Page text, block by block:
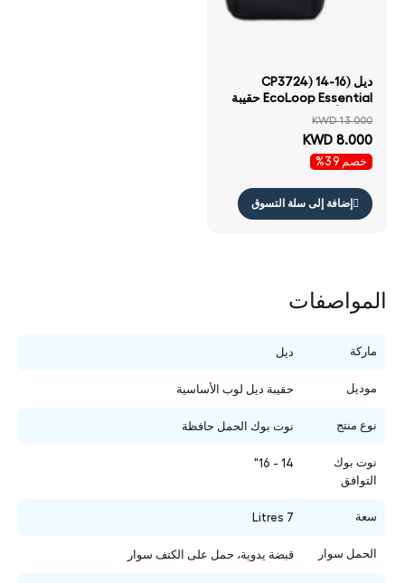
ديل (CP3724) 14-16
EcoLoop Essential حقيبة
KWD 13.000
KWD 8.000
خصم 39%
إضافة إلى سلة التسوق
المواصفات
ماركة ديل
موديل حقيبة ديل لوب الأساسية
نوع منتج نوت بوك الحمل حافظة
نوت بوك
التوافق
14 - 16"
سعة 7 Litres
الحمل سوار قبضة يدوية، حمل على الكتف سوار